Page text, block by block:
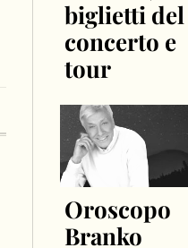
biglietti del
concerto e
tour
Oroscopo
Branko